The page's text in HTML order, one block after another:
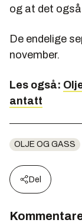
og at det
De endelige
november.
Les også:
antatt
OLJE OG GASS
Del